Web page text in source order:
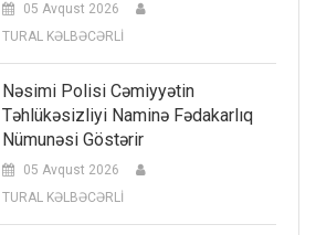
05 Avqust 2026
TURAL KƏLBƏCƏRLİ
Nəsimi Polisi Cəmiyyətin
Təhlükəsizliyi Naminə Fədakarlıq
Nümunəsi Göstərir
05 Avqust 2026
TURAL KƏLBƏCƏRLİ